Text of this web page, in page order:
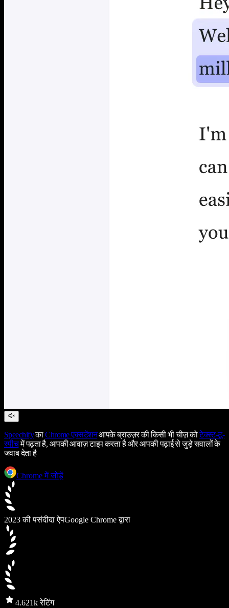
SpeechifyकाChrome एक्सटेंशनआपके ब्राउज़र की किसी भी चीज़ कोटेक्स्ट-टू-
स्पीचमें पढ़ता है, आपकी आवाज़ टाइप करता है और आपकी पढ़ाई से जुड़े सवालों के
जवाब देता है
Chrome में जोड़ें
2023 की पसंदीदा ऐपGoogle Chrome द्वारा
4.621k रेटिंग